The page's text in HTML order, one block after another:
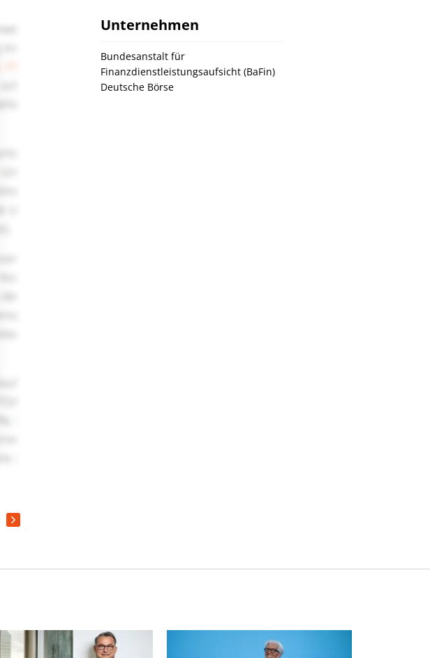
Unternehmen
Bundesanstalt für
Finanzdienstleistungsaufsicht (BaFin)
Deutsche Börse